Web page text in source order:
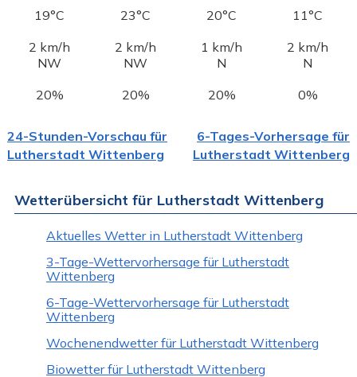
19°C 23°C 20°C
11°C
2 km/h
NW
2 km/h
NW
1 km/h
N
2 km/h
N
20%
20% 20% 0%
24-Stunden-Vorschau für
Lutherstadt Wittenberg
6-Tages-Vorhersage für
Lutherstadt Wittenberg
Wetterübersicht für Lutherstadt Wittenberg
Aktuelles Wetter in Lutherstadt Wittenberg
3-Tage-Wettervorhersage für Lutherstadt
Wittenberg
6-Tage-Wettervorhersage für Lutherstadt
Wittenberg
Wochenendwetter für Lutherstadt Wittenberg
Biowetter für Lutherstadt Wittenberg